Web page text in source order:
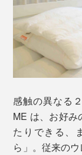
感触の異なる
ME は、お好
たりできる、
ら」。従来の